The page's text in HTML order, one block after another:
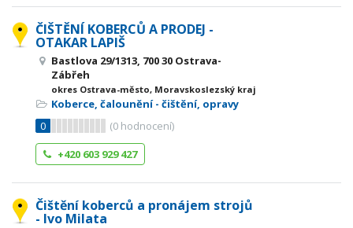
ČIŠTĚNÍ KOBERCŮ A PRODEJ -
OTAKAR LAPIŠ
Bastlova 29/1313, 700 30 Ostrava-
Zábřeh
okres Ostrava-město, Moravskoslezský kraj
Koberce, čalounění - čištění, opravy
0
(0 hodnocení)
+420 603 929 427
Čištění koberců a pronájem strojů
- Ivo Milata